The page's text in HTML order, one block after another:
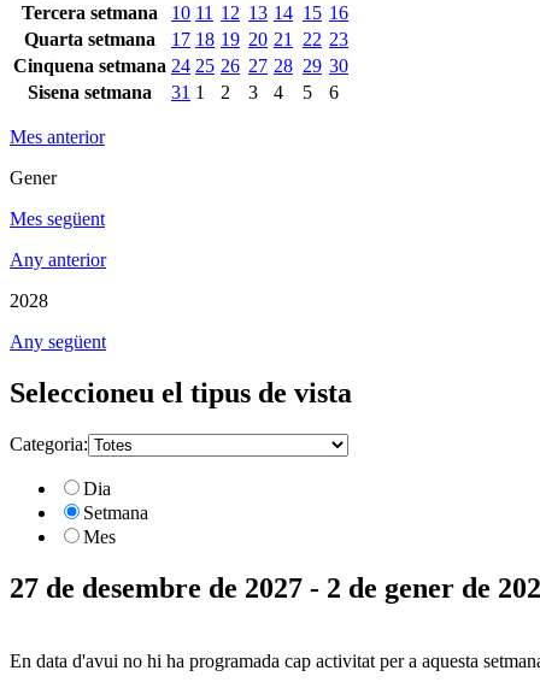
Tercera setmana
10 11 12 13 14 15 16
Quarta setmana
17 18 19 20 21 22 23
Cinquena setmana 24 25 26 27 28 29 30
Sisena setmana
31 1 2 3 4 5 6
Mes anterior
Gener
Mes següent
Any anterior
2028
Any següent
Seleccioneu el tipus de vista
Categoria:
Dia
Setmana
Mes
27 de desembre de 2027 - 2 de gener de
En data d'avui no hi ha programada cap activitat per a aquesta